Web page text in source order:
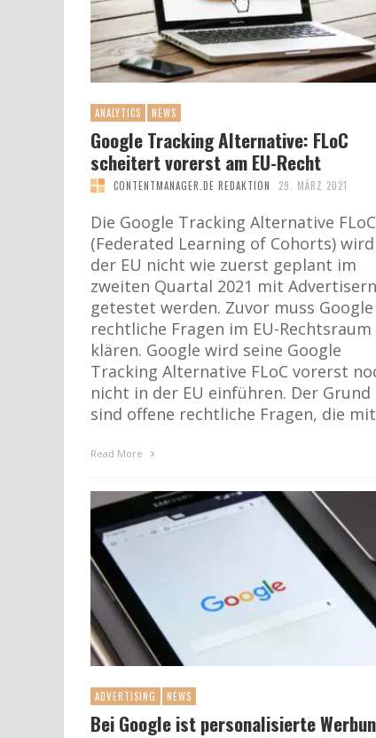
ANALYTICS NEWS
Google Tracking Alternative: FLoC
scheitert vorerst am EU-Recht
CONTENTMANAGER.DE REDAKTION 29. MÄRZ 2021
Die Google Tracking Alternative FLoC
(Federated Learning of Cohorts)
der EU nicht wie zuerst geplant im
zweiten Quartal 2021 mit Advertisern
getestet werden. Zuvor muss Google
rechtliche Fragen im EU-Rechtsraum
klären. Google wird seine Google
Tracking Alternative FLoC vorerst
nicht in der EU einführen. Der Grund
sind offene rechtliche Fragen, die
Read More
ADVERTISING NEWS
Bei Google ist personalisierte